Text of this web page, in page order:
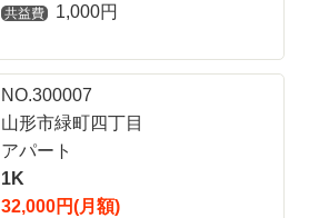
共益費 1,000円
NO.300007
山形市緑町四丁目
アパート
1K
32,000円(月額)